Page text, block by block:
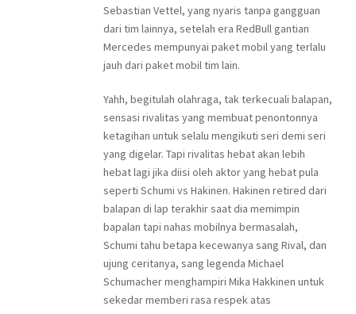
Sebastian Vettel, yang nyaris tanpa gangguan
dari tim lainnya, setelah era RedBull gantian
Mercedes mempunyai paket mobil yang terlalu
jauh dari paket mobil tim lain.
Yahh, begitulah olahraga, tak terkecuali balapan,
sensasi rivalitas yang membuat penontonnya
ketagihan untuk selalu mengikuti seri demi seri
yang digelar. Tapi rivalitas hebat akan lebih
hebat lagi jika diisi oleh aktor yang hebat pula
seperti Schumi vs Hakinen. Hakinen retired dari
balapan di lap terakhir saat dia memimpin
bapalan tapi nahas mobilnya bermasalah,
Schumi tahu betapa kecewanya sang Rival, dan
ujung ceritanya, sang legenda Michael
Schumacher menghampiri Mika Hakkinen untuk
sekedar memberi rasa respek atas